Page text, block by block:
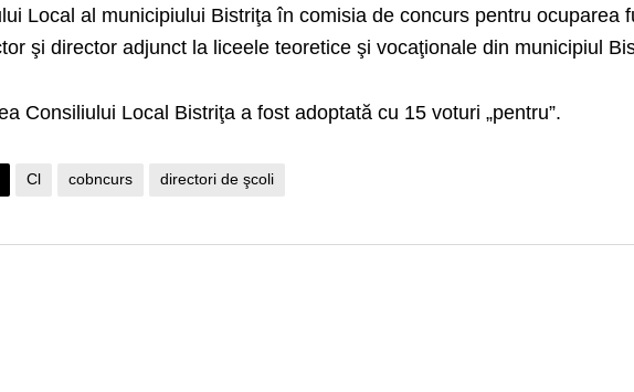
Local al municipiului Bistriţa în comisia de concurs pentru ocuparea
şi director adjunct la liceele teoretice şi vocaţionale din municipiul
Consiliului Local Bistriţa a fost adoptată cu 15 voturi „pentru”.
Cl cobncurs directori de şcoli